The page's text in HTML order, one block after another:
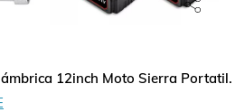
12inch Moto Sierra Portatil.